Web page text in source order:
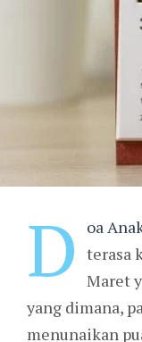
D oa
terasa
Maret
yang dimana,
menunaikan